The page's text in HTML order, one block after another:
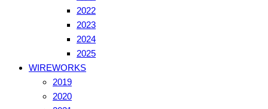
2022
2023
2024
2025
WIREWORKS
2019
2020